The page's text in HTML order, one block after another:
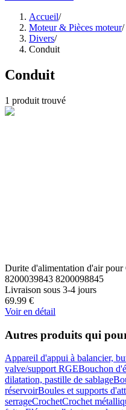
Accueil/
Moteur & Pièces moteur/
Divers/
Conduit
Conduit
1 produit trouvé
Durite d'alimentation d'air
8200039843 8200098845
Livraison sous 3-4 jours
69.99 €
Voir en détail
Autres produits qui
Appareil d'appui à balancier,
valve/support RGEBouchon
dilatation, pastille de sablage
réservoirBoules et supports
serrageCrochetCrochet